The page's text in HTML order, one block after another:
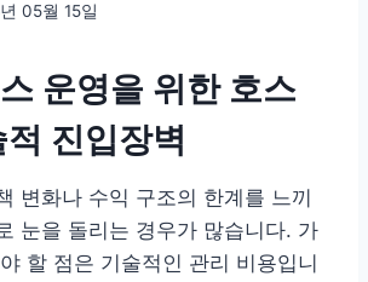
05월 15일
운영을 위한 호스
진입장벽
변화나 수익 구조의 한계를 느끼
눈을 돌리는 경우가 많습니다. 가
할 점은 기술적인 관리 비용입니